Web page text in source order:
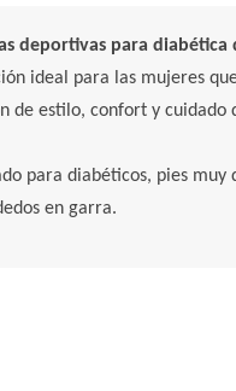
deportivas para diabética
ideal para las mujeres
de estilo, confort y cuidado
para diabéticos, pies muy
en garra.